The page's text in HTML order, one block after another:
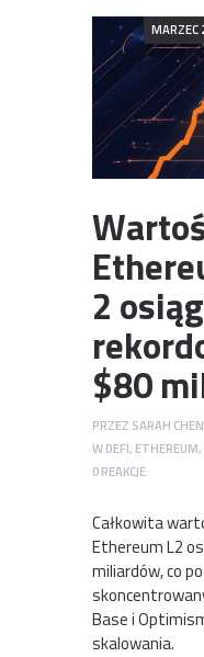
MARZEC
2
$80
PRZEZ SARAH CHEN
WDEFI, ETHEREUM,
0REAKCJE
Całkowita
Ethereum L2
miliardów, co
Base i
skalowania.